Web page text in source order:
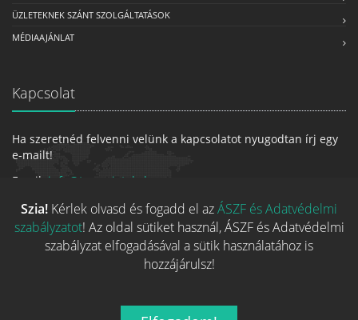
ÜZLETEKNEK SZÁNT SZOLGÁLTATÁSOK
MÉDIAAJÁNLAT
Kapcsolat
Ha szeretnéd felvenni velünk a kapcsolatot nyugodtan írj egy
e-mailt!
Email: info@tarsasjatekok.com
Szia! Kérlek olvasd és fogadd el azÁSZF és Adatvédelmi
szabályzatot! Az oldal sütiket használ, ÁSZF és Adatvédelmi
szabályzat elfogadásával a sütik használatához is
hozzájárulsz!